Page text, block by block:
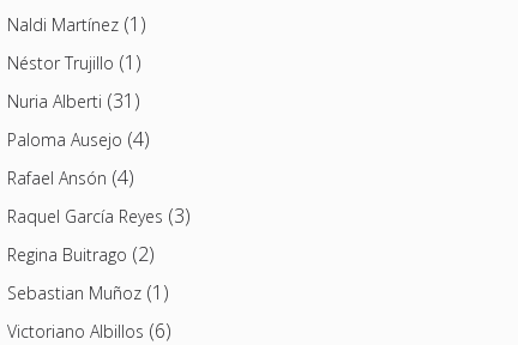
Naldi Martínez(1)
Néstor Trujillo (1)
Nuria Alberti (31)
Paloma Ausejo (4)
Rafael Ansón (4)
Raquel García Reyes (3)
Regina Buitrago (2)
Sebastian Muñoz(1)
Victoriano Albillos (6)